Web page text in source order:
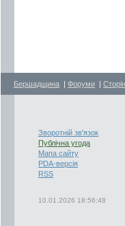
Бершадщина | Форуми |
Зворотній зв'язок
Публічна угода
Мапа сайту
PDA-версія
RSS
10.01.2026 18:56:48